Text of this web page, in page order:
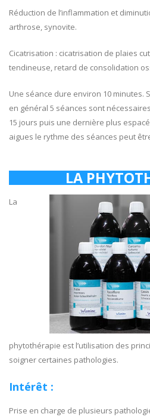
Réduction de l’inflammation et
arthrose, synovite.
Cicatrisation : cicatrisation de plaies
tendineuse, retard de consolidation
Une séance dure environ 10 minutes.
en général 5 séances sont
15 jours puis une dernière plus
aigues le rythme des séances peut
LA
La
phytothérapie est l’utilisation des
soigner certaines pathologies.
Intérêt :
Prise en charge de plusieurs